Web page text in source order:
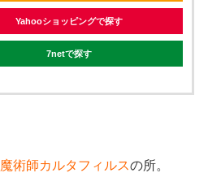
Yahooショッピングで探す
7netで探す
魔術師カルタフィルスの所。